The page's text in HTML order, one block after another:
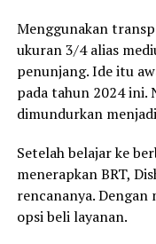
Menggunakan
ukuran 3/4 alias
penunjang. Ide itu
pada tahun 2024 ini.
dimundurkan
Setelah belajar ke
menerapkan BRT,
rencananya. Dengan
opsi beli layanan.